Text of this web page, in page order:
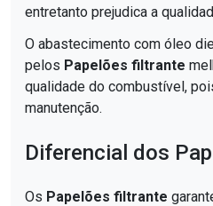
entretanto prejudica a
O abastecimento com óleo
pelos Papelões filtrante
qualidade do combustível,
manutenção.
Diferencial dos
Os Papelões filtrante